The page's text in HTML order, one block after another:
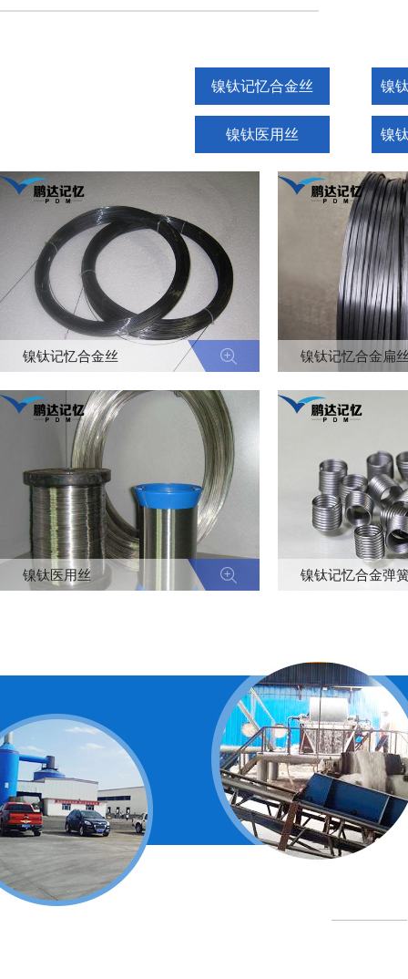
镍钛记忆合金丝 镍
镍钛医用丝 镍
镍钛记忆合金丝 镍钛记忆合金扁
镍钛医用丝 镍钛记忆合金弹